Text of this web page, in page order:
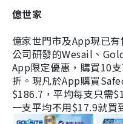
億世家
億家世門市及App現已
公司研發的Wesail、
App限定優惠，購買10
折。現凡於App購買
$186.7，平均每支只需
一支平均不用$17.9就買